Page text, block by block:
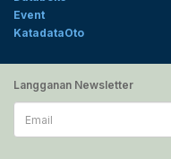
Event
KatadataOto
Langganan Newsletter
Email